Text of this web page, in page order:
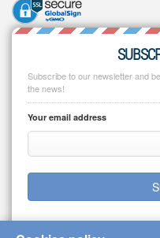
Subscribe to our newsletter and
the news!
Your email address